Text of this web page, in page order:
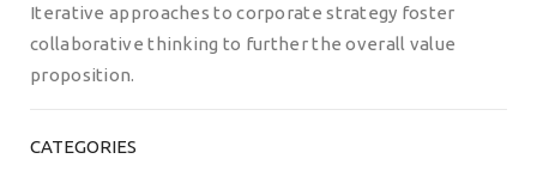
Iterative approaches to corporate strategy foster
collaborative thinking to further the overall value
proposition.
CATEGORIES